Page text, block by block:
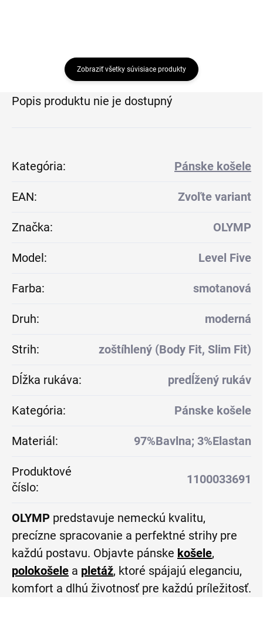
Zobraziť všetky súvisiace produkty
Popis produktu nie je dostupný
Kategória: Pánske košele
EAN: Zvoľte variant
Značka: OLYMP
Model: Level Five
Farba: smotanová
Druh: moderná
Strih: zoštíhlený (Body Fit, Slim Fit)
Dĺžka rukáva: predĺžený rukáv
Kategória: Pánske košele
Materiál: 97%Bavlna; 3%Elastan
Produktové
číslo:
1100033691
OLYMP predstavuje nemeckú kvalitu,
precízne spracovanie a perfektné strihy pre
každú postavu. Objavte pánske košele,
polokošele a pletáž, ktoré spájajú eleganciu,
komfort a dlhú životnosť pre každú príležitosť.